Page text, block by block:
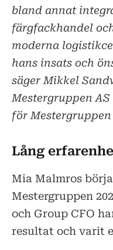
bland annat
färgfackhandel
moderna
hans insats och
säger Mikkel
Mestergruppen
för Mestergruppen
Lång
Mia Malmros
Mestergruppen
och Group CFO
resultat och varit